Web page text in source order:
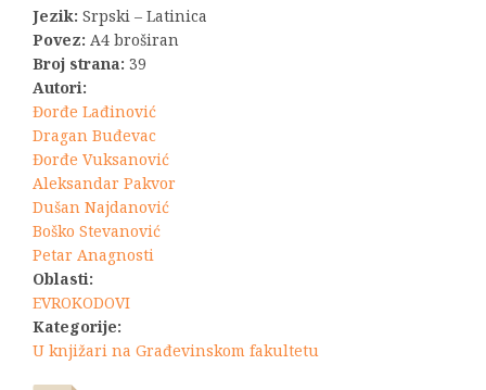
Jezik: Srpski – Latinica
Povez: A4 broširan
Broj strana: 39
Autori:
Đorđe Lađinović
Dragan Buđevac
Đorđe Vuksanović
Aleksandar Pakvor
Dušan Najdanović
Boško Stevanović
Petar Anagnosti
Oblasti:
EVROKODOVI
Kategorije:
U knjižari na Građevinskom fakultetu